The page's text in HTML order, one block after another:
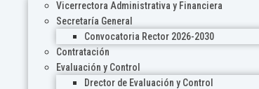
Vicerrectora Administrativa y Financiera
Secretaría General
Convocatoria Rector 2026-2030
Contratación
Evaluación y Control
Drector de Evaluación y Control